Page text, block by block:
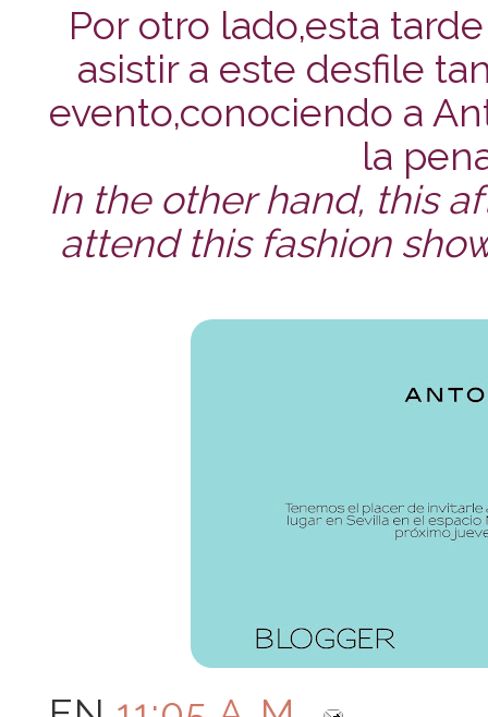
Por otro lado,esta
asistir a este desfile
evento,conociendo a
la
In the other hand, this
attend this fashion